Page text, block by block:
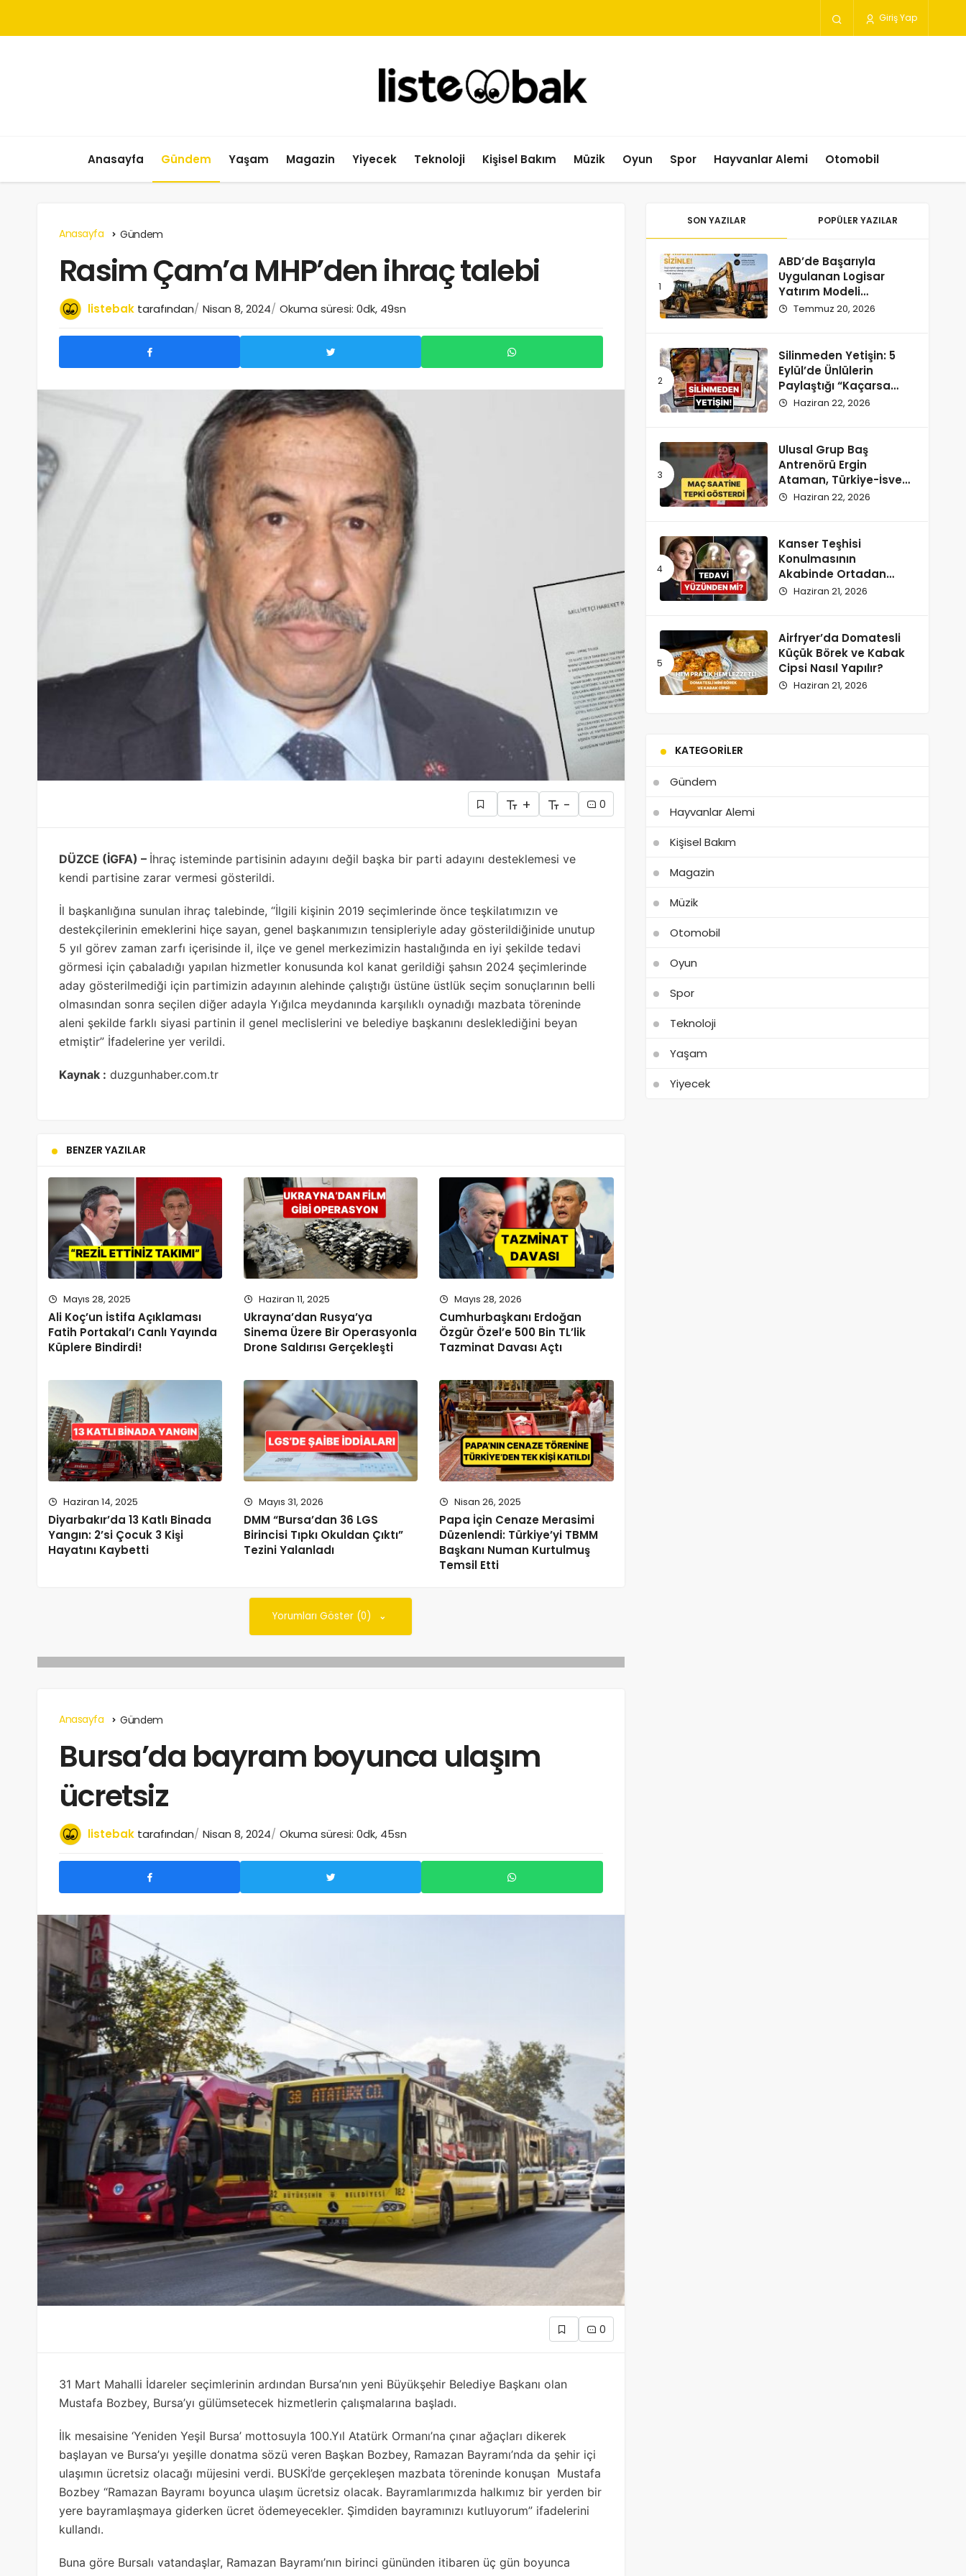
Giriş Yap
Anasayfa Gündem Yaşam Magazin Yiyecek Teknoloji Kişisel Bakım Müzik Oyun Spor Hayvanlar Alemi Otomobil
Anasayfa Gündem
Rasim Çam’a MHP’den ihraç talebi
listebak tarafından Nisan 8, 2024 Okuma süresi: 0dk, 49sn
+ - 0
DÜZCE (İGFA) – İhraç isteminde partisinin adayını değil başka bir parti adayını desteklemesi ve
kendi partisine zarar vermesi gösterildi.
İl başkanlığına sunulan ihraç talebinde, “İlgili kişinin 2019 seçimlerinde önce teşkilatımızın ve
destekçilerinin emeklerini hiçe sayan, genel başkanımızın tensipleriyle aday gösterildiğinide unutup
5 yıl görev zaman zarfı içerisinde il, ilçe ve genel merkezimizin hastalığında en iyi şekilde tedavi
görmesi için çabaladığı yapılan hizmetler konusunda kol kanat gerildiği şahsın 2024 şeçimlerinde
aday gösterilmediği için partimizin adayının alehinde çalıştığı üstüne üstlük seçim sonuçlarının belli
olmasından sonra seçilen diğer adayla Yığılca meydanında karşılıklı oynadığı mazbata töreninde
aleni şekilde farklı siyasi partinin il genel meclislerini ve belediye başkanını desleklediğini beyan
etmiştir” İfadelerine yer verildi.
Kaynak : duzgunhaber.com.tr
BENZER YAZILAR
Mayıs 28, 2025
Ali Koç’un İstifa Açıklaması
Fatih Portakal’ı Canlı Yayında
Küplere Bindirdi!
Haziran 11, 2025
Ukrayna’dan Rusya’ya
Sinema Üzere Bir Operasyonla
Drone Saldırısı Gerçekleşti
Mayıs 28, 2026
Cumhurbaşkanı Erdoğan
Özgür Özel’e 500 Bin TL’lik
Tazminat Davası Açtı
Haziran 14, 2025
Diyarbakır’da 13 Katlı Binada
Yangın: 2’si Çocuk 3 Kişi
Hayatını Kaybetti
Mayıs 31, 2026
DMM “Bursa’dan 36 LGS
Birincisi Tıpkı Okuldan Çıktı”
Tezini Yalanladı
Nisan 26, 2025
Papa İçin Cenaze Merasimi
Düzenlendi: Türkiye’yi TBMM
Başkanı Numan Kurtulmuş
Temsil Etti
Yorumları Göster (0)
Anasayfa Gündem
Bursa’da bayram boyunca ulaşım
ücretsiz
listebak tarafından Nisan 8, 2024 Okuma süresi: 0dk, 45sn
0
31 Mart Mahalli İdareler seçimlerinin ardından Bursa’nın yeni Büyükşehir Belediye Başkanı olan
Mustafa Bozbey, Bursa’yı gülümsetecek hizmetlerin çalışmalarına başladı.
İlk mesaisine ‘Yeniden Yeşil Bursa’ mottosuyla 100.Yıl Atatürk Ormanı’na çınar ağaçları dikerek
başlayan ve Bursa’yı yeşille donatma sözü veren Başkan Bozbey, Ramazan Bayramı’nda da şehir içi
ulaşımın ücretsiz olacağı müjesini verdi. BUSKİ’de gerçekleşen mazbata töreninde konuşan Mustafa
Bozbey “Ramazan Bayramı boyunca ulaşım ücretsiz olacak. Bayramlarımızda halkımız bir yerden bir
yere bayramlaşmaya giderken ücret ödemeyecekler. Şimdiden bayramınızı kutluyorum” ifadelerini
kullandı.
Buna göre Bursalı vatandaşlar, Ramazan Bayramı’nın birinci gününden itibaren üç gün boyunca
SON YAZILAR POPÜLER YAZILAR
ABD’de Başarıyla
Uygulanan Logisar
Yatırım Modeli
Türkiye’ye Geliyor
Temmuz 20, 2026
Silinmeden Yetişin: 5
Eylül’de Ünlülerin
Paylaştığı “Kaçarsa
Yazık Olur” Temalı
Haziran 22, 2026
Ulusal Grup Baş
Antrenörü Ergin
Ataman, Türkiye-İsveç
Maçı Saatine
Haziran 22, 2026
Kanser Teşhisi
Konulmasının
Akabinde Ortadan
Kaybolan Kate
Doğurdu
Haziran 21, 2026
Airfryer’da Domatesli
Küçük Börek ve Kabak
Cipsi Nasıl Yapılır?
Haziran 21, 2026
KATEGORILER
Gündem
Hayvanlar Alemi
Kişisel Bakım
Magazin
Müzik
Otomobil
Oyun
Spor
Teknoloji
Yaşam
Yiyecek